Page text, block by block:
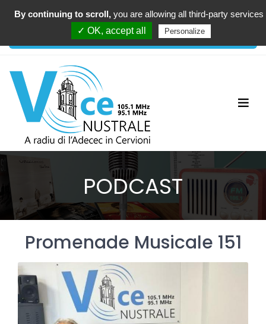
00:00
PODCAST
Promenade Musicale 151
By continuing to scroll, you are allowing all third-party services
✓ OK, accept all
Personalize